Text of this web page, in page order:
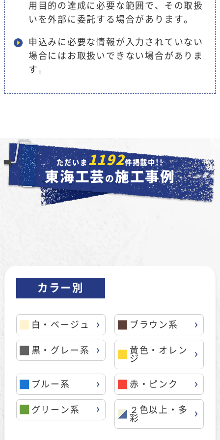
用目的の達成に必要な範囲で、その取扱
いを外部に委託する場合があります。
申込みに必要な情報が入力されていない
場合にはお取扱いできない場合がありま
す。
ただいま 1192件掲載中!!
東海工芸 の 施工事例
カラー別
白・ベージュ ブラウン系
黒・グレー系
黄色・オレン
ジ
ブルー系 赤・ピンク
グリーン系
２色以上・多
彩